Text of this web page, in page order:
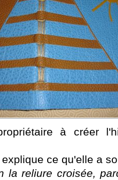
à créer
ce qu'elle a
la reliure croisée,